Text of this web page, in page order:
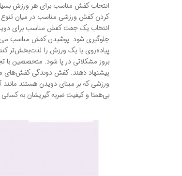
انتخاب کفش مناسب برای هر ورزش
کردن کفش ورزشی مناسب در میان تنوع
انتخاب یک جفت کفش مناسب برای
جلوگیری شود. پوشیدن کفش مناسب
پیاده‌روی یا یک ورزش را لذت‌بخش‌تر
بروز مشکلاتی در پا شود. متخصصین با
پیشنهاد دهند. کفش دوندگی کفش‌های
ورزشی که بر مبنای دویدن هستند
بی‌همتا و کیفیت ضربه‌ گیریشان به